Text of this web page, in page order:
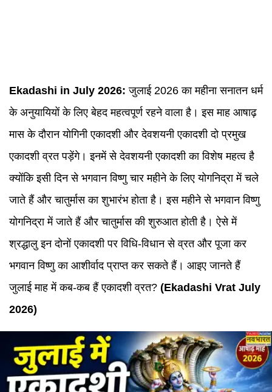
Ekadashi in July 2026: जुलाई 2026 का महीना सनातन धर्म
के अनुयायियों के लिए बेहद महत्वपूर्ण रहने वाला है। इस माह आषाढ़
मास के दौरान योगिनी एकादशी और देवशयनी एकादशी दो प्रमुख
एकादशी व्रत पड़ेंगे। इनमें से देवशयनी एकादशी का विशेष महत्व है
क्योंकि इसी दिन से भगवान विष्णु चार महीने के लिए योगनिद्रा में चले
जाते हैं और चातुर्मास का शुभारंभ होता है। इस महीने से भगवान विष्णु
योगनिद्रा में जाते हैं और चातुर्मास की शुरुआत होती है। ऐसे में
श्रद्धालु इन दोनों एकादशी पर विधि-विधान से व्रत और पूजा कर
भगवान विष्णु का आशीर्वाद प्राप्त कर सकते हैं। आइए जानते हैं
जुलाई माह में कब-कब हैं एकादशी व्रत? (Ekadashi Vrat July
2026)